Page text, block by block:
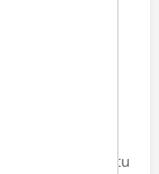
mendekati
yang
itu